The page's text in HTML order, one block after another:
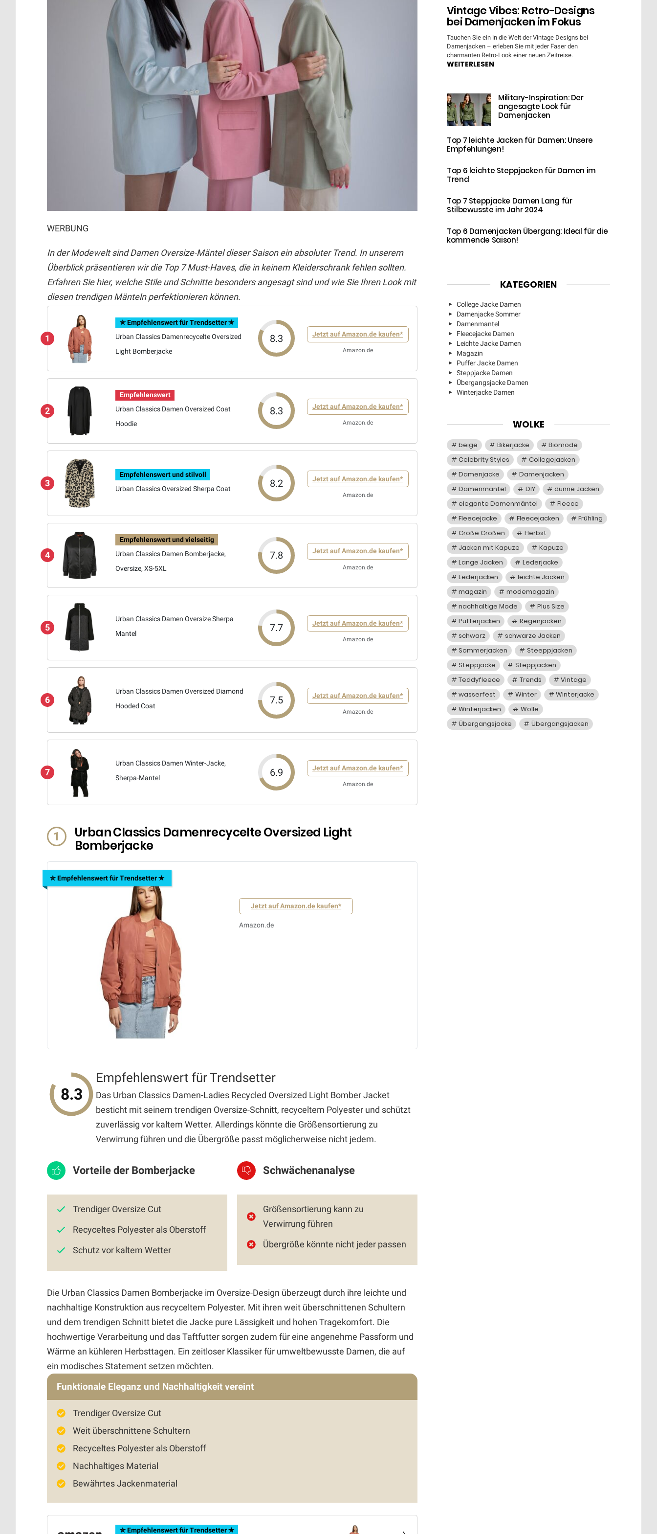
WERBUNG
In der Modewelt sind Damen Oversize-Mäntel dieser Saison ein absoluter Trend. In unserem
Überblick präsentieren wir die Top 7 Must-Haves, die in keinem Kleiderschrank fehlen sollten.
Erfahren Sie hier, welche Stile und Schnitte besonders angesagt sind und wie Sie Ihren Look mit
diesen trendigen Mänteln perfektionieren können.
1
✯ Empfehlenswert für Trendsetter ✯
Urban Classics Damenrecycelte Oversized
Light Bomberjacke
8.3 Jetzt auf Amazon.de kaufen*
Amazon.de
2
Empfehlenswert
Urban Classics Damen Oversized Coat
Hoodie
8.3 Jetzt auf Amazon.de kaufen*
Amazon.de
3
Empfehlenswert und stilvoll
Urban Classics Oversized Sherpa Coat
8.2 Jetzt auf Amazon.de kaufen*
Amazon.de
4
Empfehlenswert und vielseitig
Urban Classics Damen Bomberjacke,
Oversize, XS-5XL
7.8 Jetzt auf Amazon.de kaufen*
Amazon.de
5
Urban Classics Damen Oversize Sherpa
Mantel
7.7 Jetzt auf Amazon.de kaufen*
Amazon.de
6
Urban Classics Damen Oversized Diamond
Hooded Coat
7.5 Jetzt auf Amazon.de kaufen*
Amazon.de
7
Urban Classics Damen Winter-Jacke,
Sherpa-Mantel
6.9 Jetzt auf Amazon.de kaufen*
Amazon.de
1
Urban Classics Damenrecycelte Oversized Light
Bomberjacke
✯ Empfehlenswert für Trendsetter ✯
Jetzt auf Amazon.de kaufen*
Amazon.de
8.3
Empfehlenswert für Trendsetter
Das Urban Classics Damen-Ladies Recycled Oversized Light Bomber Jacket
besticht mit seinem trendigen Oversize-Schnitt, recyceltem Polyester und schützt
zuverlässig vor kaltem Wetter. Allerdings könnte die Größensortierung zu
Verwirrung führen und die Übergröße passt möglicherweise nicht jedem.
Vorteile der Bomberjacke
Trendiger Oversize Cut
Recyceltes Polyester als Oberstoff
Schutz vor kaltem Wetter
Schwächenanalyse
Größensortierung kann zu
Verwirrung führen
Übergröße könnte nicht jeder passen
Die Urban Classics Damen Bomberjacke im Oversize-Design überzeugt durch ihre leichte und
nachhaltige Konstruktion aus recyceltem Polyester. Mit ihren weit überschnittenen Schultern
und dem trendigen Schnitt bietet die Jacke pure Lässigkeit und hohen Tragekomfort. Die
hochwertige Verarbeitung und das Taftfutter sorgen zudem für eine angenehme Passform und
Wärme an kühleren Herbsttagen. Ein zeitloser Klassiker für umweltbewusste Damen, die auf
ein modisches Statement setzen möchten.
Funktionale Eleganz und Nachhaltigkeit vereint
Trendiger Oversize Cut
Weit überschnittene Schultern
Recyceltes Polyester als Oberstoff
Nachhaltiges Material
Bewährtes Jackenmaterial
✯ Empfehlenswert für Trendsetter ✯
Vintage Vibes: Retro-Designs
bei Damenjacken im Fokus
Tauchen Sie ein in die Welt der Vintage Designs bei
Damenjacken – erleben Sie mit jeder Faser den
charmanten Retro-Look einer neuen Zeitreise.
WEITERLESEN
Military-Inspiration: Der
angesagte Look für
Damenjacken
Top 7 leichte Jacken für Damen: Unsere
Empfehlungen!
Top 6 leichte Steppjacken für Damen im
Trend
Top 7 Steppjacke Damen Lang für
Stilbewusste im Jahr 2024
Top 6 Damenjacken Übergang: Ideal für die
kommende Saison!
KATEGORIEN
College Jacke Damen
Damenjacke Sommer
Damenmantel
Fleecejacke Damen
Leichte Jacke Damen
Magazin
Puffer Jacke Damen
Steppjacke Damen
Übergangsjacke Damen
Winterjacke Damen
WOLKE
beige Bikerjacke
Biomode
Celebrity Styles
Collegejacken
Damenjacke
Damenjacken
Damenmäntel
DIY
dünne Jacken
elegante Damenmäntel
Fleece
Fleecejacke
Fleecejacken
Frühling
Große Größen
Herbst
Jacken mit Kapuze
Kapuze
Lange Jacken
Lederjacke
Lederjacken
leichte Jacken
magazin
modemagazin
nachhaltige Mode
Plus Size
Pufferjacken
Regenjacken
schwarz
schwarze Jacken
Sommerjacken
Steeppjacken
Steppjacke
Steppjacken
Teddyfleece
Trends
Vintage
wasserfest
Winter
Winterjacke
Winterjacken
Wolle
Übergangsjacke
Übergangsjacken